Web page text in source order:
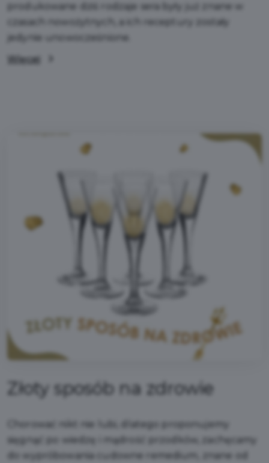
produkowane dziś rodzaje sera były już znane w
czasach nowożytnych, a ich receptury zostały
jedynie unowocześnione.
Więcej
Złoty sposób na zdrowie
Chorować nikt nie lubi, dlatego proponujemy
sięgnąć po wiedzę i mądrość przodków, zachęcamy
do wypróbowania cudowne remedium, znane od